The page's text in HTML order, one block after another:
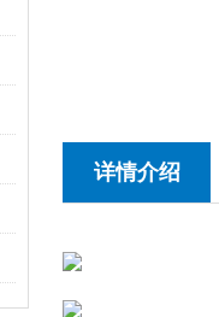
详情介绍